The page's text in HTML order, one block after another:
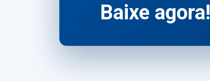
Baixe agora!